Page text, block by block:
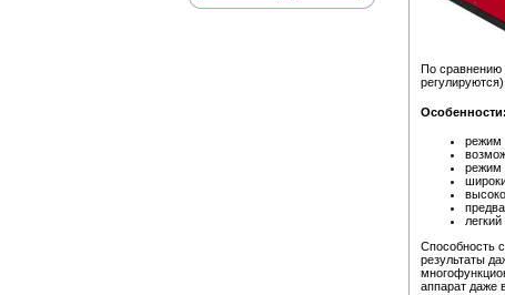
По сравнению
Особенности:
режим
режим
Способность
результаты
аппарат даже